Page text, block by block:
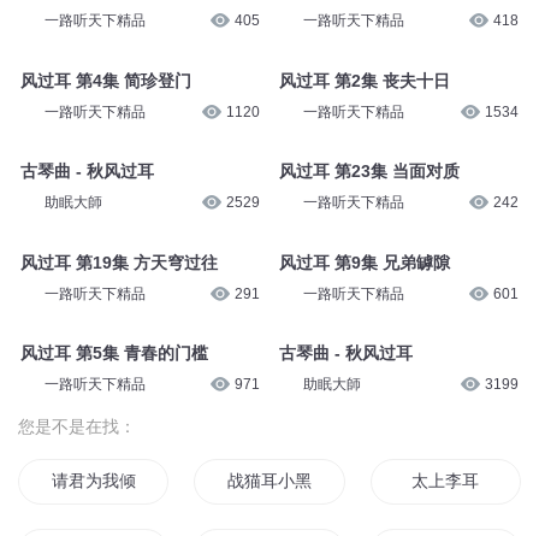
一路听天下精品 405
风过耳 第4集 简珍登门
一路听天下精品 1120
古琴曲 - 秋风过耳
助眠大師 2529
风过耳 第19集 方天穹过往
一路听天下精品 291
风过耳 第5集 青春的门槛
一路听天下精品 971
一路听天下精品 418
风过耳 第2集 丧夫十日
一路听天下精品 1534
风过耳 第23集 当面对质
一路听天下精品 242
风过耳 第9集 兄弟罅隙
一路听天下精品 601
古琴曲 - 秋风过耳
助眠大師 3199
您是不是在找：
请君为我倾耳听 战猫耳小黑 太上李耳